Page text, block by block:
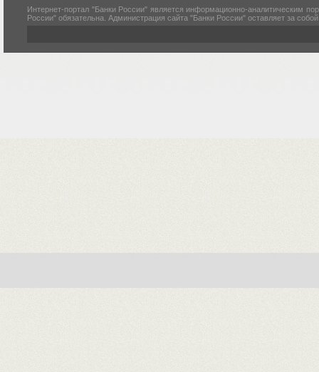
Интернет-портал "Банки России" является информационно-аналитическим
России" обязательна. Администрация сайта "Банки России" оставляет за